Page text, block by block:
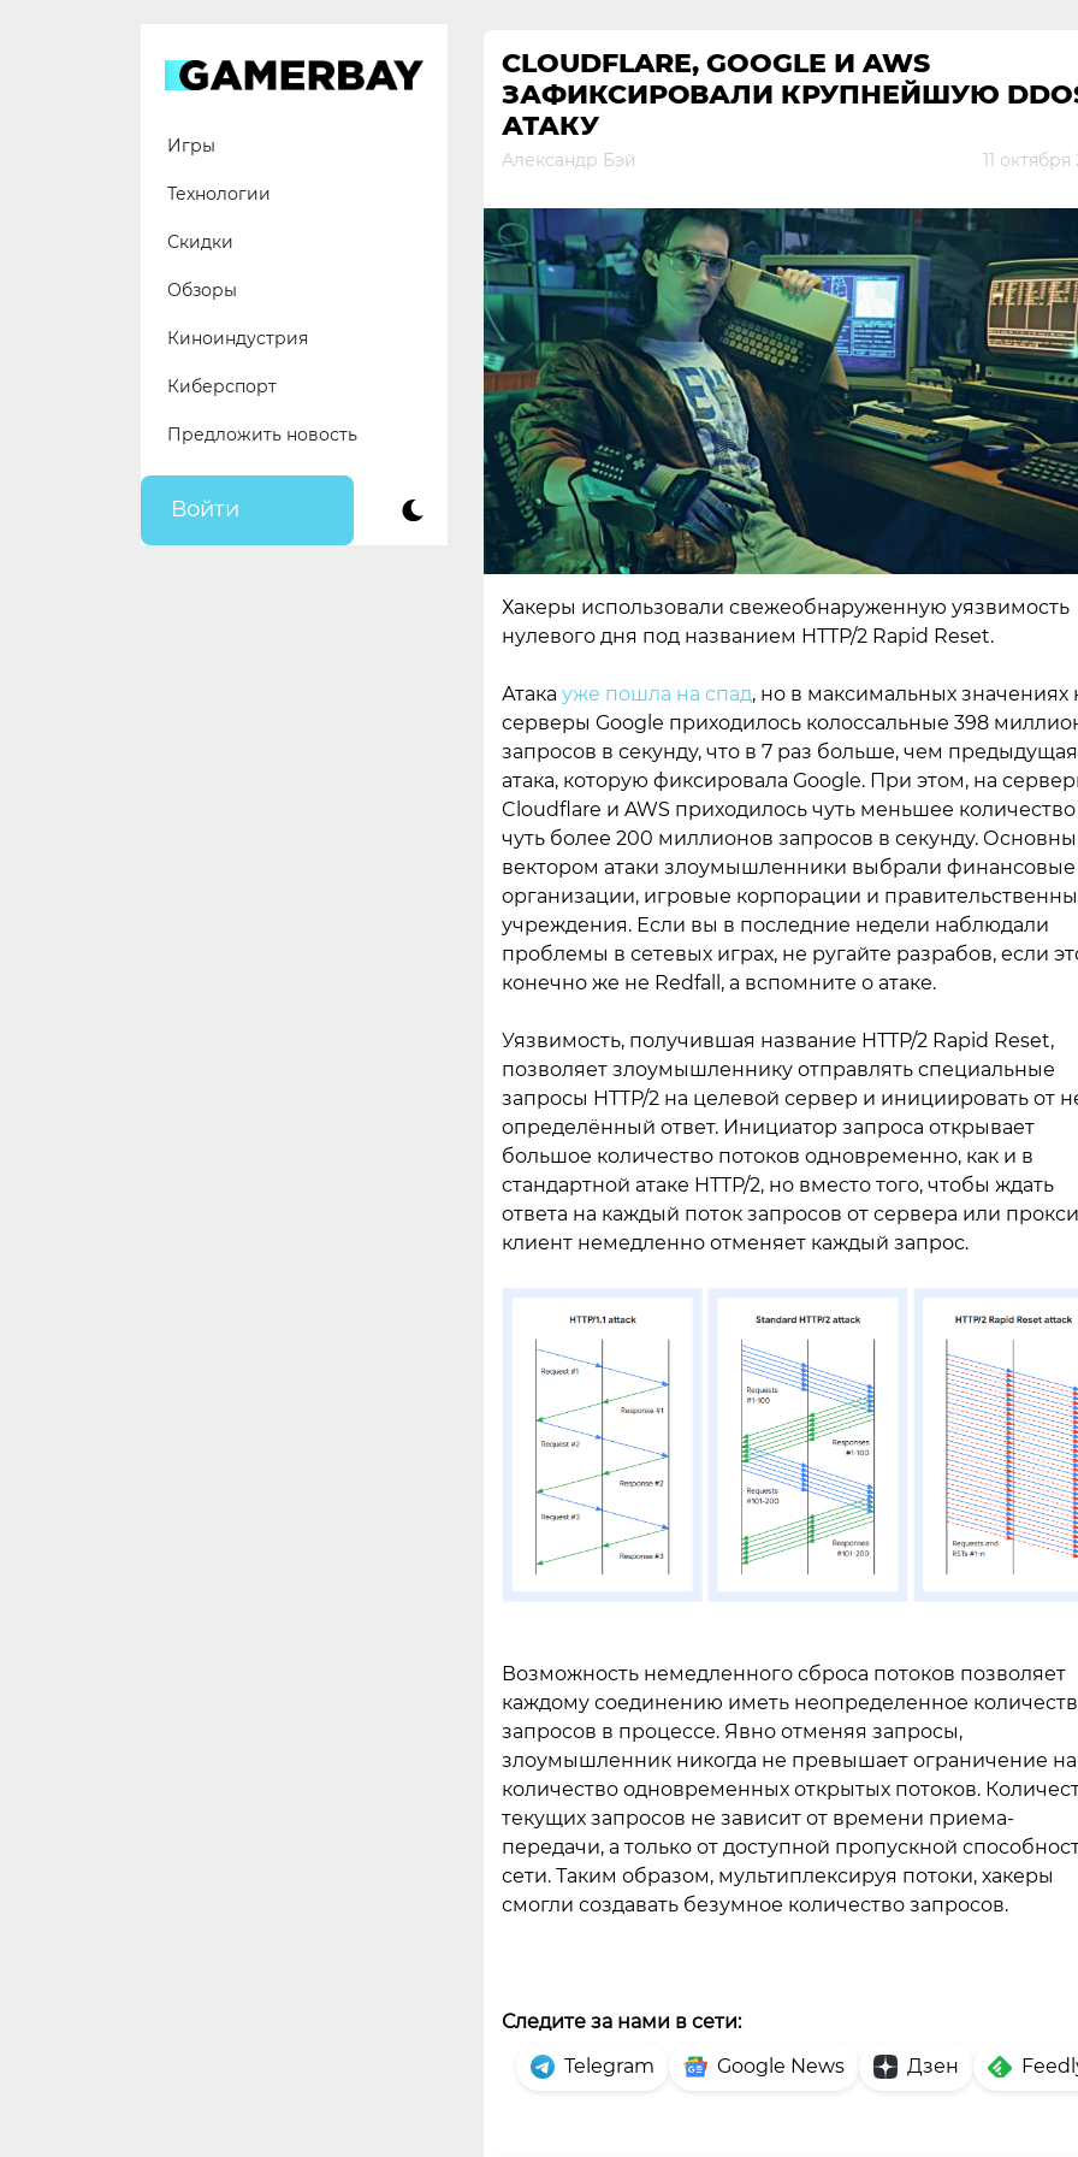
Игры
Технологии
Скидки
Обзоры
Киноиндустрия
Киберспорт
Предложить новость
Войти
CLOUDFLARE, GOOGLE И AWS
ЗАФИКСИРОВАЛИ КРУПНЕЙШУЮ
АТАКУ
Александр Бэй 11 октября
Хакеры использовали свежеобнаруженную уязвимость
нулевого дня под названием HTTP/2 Rapid Reset.
Атака уже пошла на спад, но в максимальных значениях
серверы Google приходилось колоссальные 398
запросов в секунду, что в 7 раз больше, чем предыдущая
атака, которую фиксировала Google. При этом, на
Cloudflare и AWS приходилось чуть меньшее количество
чуть более 200 миллионов запросов в секунду.
вектором атаки злоумышленники выбрали финансовые
организации, игровые корпорации и
учреждения. Если вы в последние недели наблюдали
проблемы в сетевых играх, не ругайте разрабов, если
конечно же не Redfall, а вспомните о атаке.
Уязвимость, получившая название HTTP/2 Rapid Reset,
позволяет злоумышленнику отправлять специальные
запросы HTTP/2 на целевой сервер и инициировать от
определённый ответ. Инициатор запроса открывает
большое количество потоков одновременно, как и в
стандартной атаке HTTP/2, но вместо того, чтобы ждать
ответа на каждый поток запросов от сервера или
клиент немедленно отменяет каждый запрос.
Возможность немедленного сброса потоков позволяет
каждому соединению иметь неопределенное
запросов в процессе. Явно отменяя запросы,
злоумышленник никогда не превышает ограничение на
количество одновременных открытых потоков.
текущих запросов не зависит от времени приема-
передачи, а только от доступной пропускной
сети. Таким образом, мультиплексируя потоки, хакеры
смогли создавать безумное количество запросов.
Следите за нами в сети:
Telegram
Google News Дзен